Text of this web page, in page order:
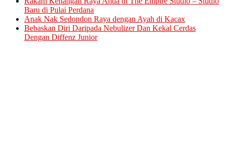
Baru di Pulai Perdana
Anak Nak Sedondon Raya dengan Ayah di Kacax
Bebaskan Diri Daripada Nebulizer Dan Kekal Cerdas
Dengan Diffenz Junior